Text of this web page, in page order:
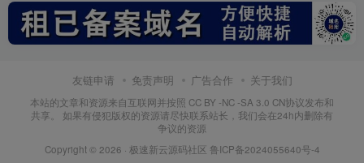
友链申请 免责声明 广告合作 关于我们
本站的文章和资源来自互联网并按照 CC BY -NC -SA 3.0 CN协议发布和
共享。 如果有侵犯版权的资源请尽快联系站长，我们会在24h内删除有
争议的资源
Copyright © 2026 · 极速新云源码社区 鲁ICP备2024055640号-4